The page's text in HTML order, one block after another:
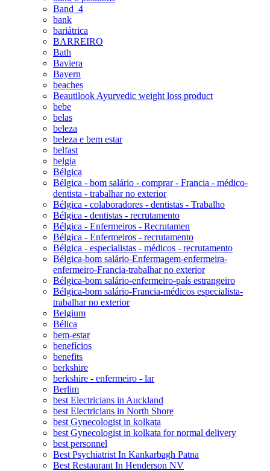
Band_4
bank
bariátrica
BARREIRO
Bath
Baviera
Bayern
beaches
Beautilook Ayurvedic weight loss product
bebe
belas
beleza
beleza e bem estar
belfast
belgia
Bélgica
Bélgica - bom salário - comprar - Francia - médico-
dentista - trabalhar no exterior
Bélgica - colaboradores - dentistas - Trabalho
Bélgica - dentistas - recrutamento
Bélgica - Enfermeiros - Recrutamen
Bélgica - Enfermeiros - recrutamento
Bélgica - especialistas - médicos - recrutamento
Bélgica-bom salário-Enfermagem-enfermeira-
enfermeiro-Francia-trabalhar no exterior
Bélgica-bom salário-enfermeiro-país estrangeiro
Bélgica-bom salário-Francia-médicos especialista-
trabalhar no exterior
Belgium
Bélica
bem-estar
benefícios
benefits
berkshire
berkshire - enfermeiro - lar
Berlim
best Electricians in Auckland
best Electricians in North Shore
best Gynecologist in kolkata
best Gynecologist in kolkata for normal delivery
best personnel
Best Psychiatrist In Kankarbagh Patna
Best Restaurant In Henderson NV